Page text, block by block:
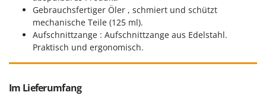
Santos
Sbaraglia
Schnitzer
Shark
Gebrauchsfertiger Öler , schmiert und schützt
mechanische Teile (125 ml).
Aufschnittzange : Aufschnittzange aus Edelstahl.
Praktisch und ergonomisch.
Im Lieferumfang